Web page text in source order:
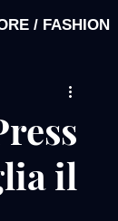
/ FASHION
/ MUSIC
STORIES
il